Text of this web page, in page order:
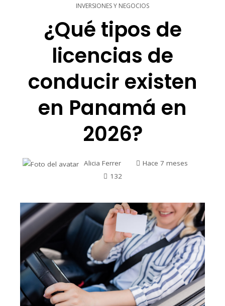
INVERSIONES Y NEGOCIOS
¿Qué tipos de
licencias de
conducir existen
en Panamá en
2026?
Alicia Ferrer
Hace 7 meses
132